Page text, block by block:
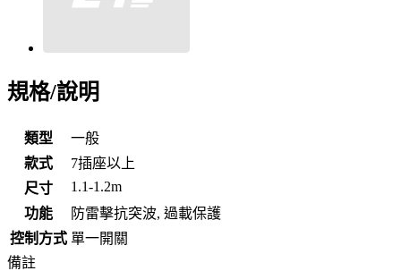
規格/說明
類型
一般
款式
7插座以上
尺寸
1.1-1.2m
功能
防雷擊抗突波, 過載保護
控制方式 單一開關
備註